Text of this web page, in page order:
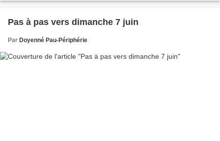
Pas à pas vers dimanche 7 juin
Par Doyenné Pau-Périphérie